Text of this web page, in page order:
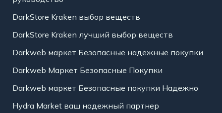
DarkStore Kraken выбор веществ
DarkStore Kraken лучший выбор веществ
Darkweb маркет Безопасные надежные покупки
Darkweb Маркет Безопасные Покупки
Darkweb маркет Безопасные покупки Надежно
Hydra Market ваш надежный партнер